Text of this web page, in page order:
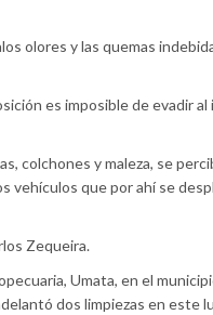
olores y las quemas
es imposible de evadir al
colchones y maleza, se
vehículos que por ahí se
Zequeira.
Umata, en el
dos limpiezas en este